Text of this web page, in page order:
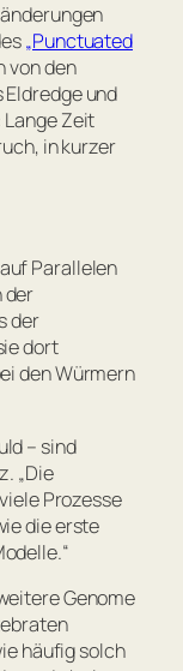
„Punctuated
von den
und
Zeit
in kurzer
Parallelen
der
der
dort
den Würmern
– sind
„Die
Prozesse
die erste
“
Genome
häufig solch